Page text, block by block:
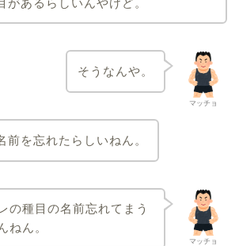
マッチョ
そうなんや。
前を忘れたらしいねん。
マッチョ
の種目の名前忘れてまう
ねん。